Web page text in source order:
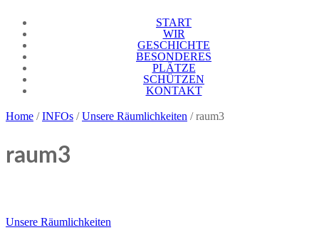
content
Gasthaus Schützen Endingen
Endingen
START
WIR
GESCHICHTE
BESONDERES
PLÄTZE
SCHÜTZEN
KONTAKT
Home /INFOs /Unsere Räumlichkeiten /raum3
raum3
Beitragsnavigation
Unsere Räumlichkeiten